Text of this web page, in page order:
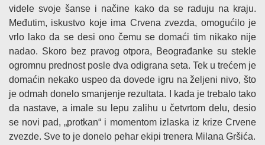
videle svoje šanse i načine kako da se raduju na kraju.
Međutim, iskustvo koje ima Crvena zvezda, omogućilo je
vrlo lako da se desi ono čemu se domaći tim nikako nije
nadao. Skoro bez pravog otpora, Beograđanke su stekle
ogromnu prednost posle dva odigrana seta. Tek u trećem je
domaćin nekako uspeo da dovede igru na željeni nivo, što
je odmah donelo smanjenje rezultata. I kada je trebalo tako
da nastave, a imale su lepu zalihu u četvrtom delu, desio
se novi pad, „protkan“ i momentom izlaska iz krize Crvene
zvezde. Sve to je donelo pehar ekipi trenera Milana Gršića.